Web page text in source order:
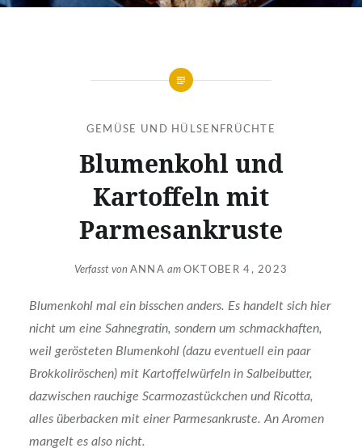
GEMÜSE UND HÜLSENFRÜCHTE
Blumenkohl und
Kartoffeln mit
Parmesankruste
Verfasst von ANNA am OKTOBER 4, 2023
Blumenkohl mal ein bisschen anders. Es handelt sich hier
nicht um eine Sahnegratin, sondern um schmackhaften,
weil gerösteten Blumenkohl (dazu eventuell ein paar
Brokkoliröschen) mit Kartoffelwürfeln in Salbeibutter,
dazwischen rauchige Scarmozastückchen und Ricotta,
alles überbacken mit einer Parmesankruste. An Aromen
mangelt es also nicht.